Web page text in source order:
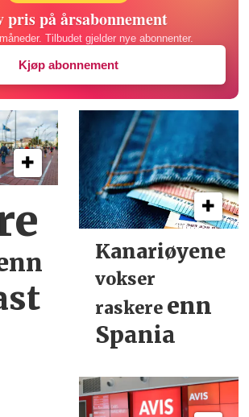
pris på årsabonnement
Tilbudet gjelder nye abonnenter.
Kjøp abonnement
Kanariøyene
vokser
raskere enn
Spania